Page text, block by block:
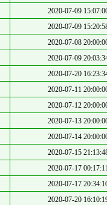
2020-07-09
2020-07-09
2020-07-08
2020-07-09
2020-07-20
2020-07-11
2020-07-12
2020-07-13
2020-07-14
2020-07-15
2020-07-17
2020-07-17
2020-07-20